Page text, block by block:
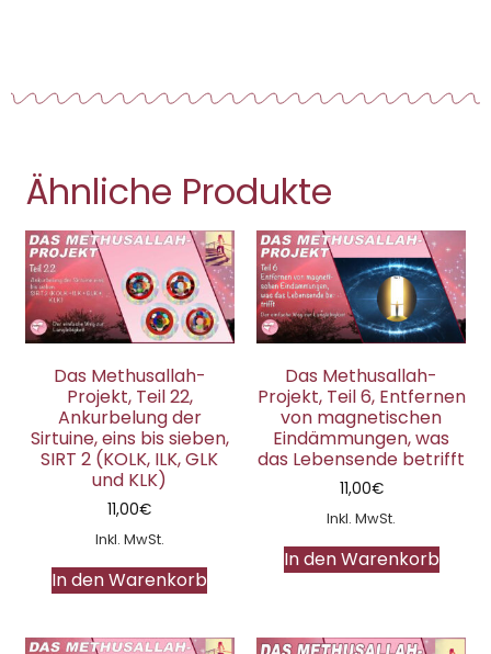
Ähnliche Produkte
Das Methusallah-
Projekt, Teil 22,
Ankurbelung der
Sirtuine, eins bis sieben,
SIRT 2 (KOLK, ILK, GLK
und KLK)
11,00€
Inkl. MwSt.
In den Warenkorb
Das Methusallah-
Projekt, Teil 6, Entfernen
von magnetischen
Eindämmungen, was
das Lebensende betrifft
11,00€
Inkl. MwSt.
In den Warenkorb